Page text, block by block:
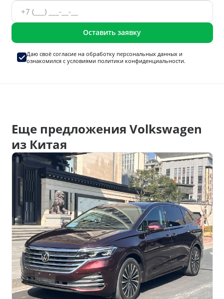
Оставить заявку
Даю своё согласие на обработку персональных данныхи
ознакомился с условиями политики конфиденциальности.
Еще предложения Volkswagen
из Китая